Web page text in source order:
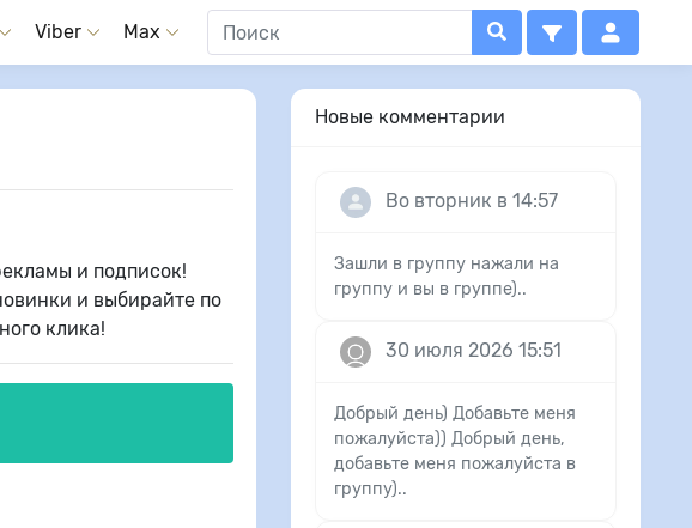
Viber Max
и подписок!
и выбирайте по
клика!
Новые комментарии
Во вторник в 14:57
Зашли в группу нажали на
группу и вы в группе)..
30 июля 2026 15:51
Добрый день) Добавьте меня
пожалуйста)) Добрый день,
добавьте меня пожалуйста в
группу)..